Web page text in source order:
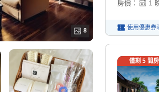
8
房價： 1
使用優惠券
僅剩 5間房